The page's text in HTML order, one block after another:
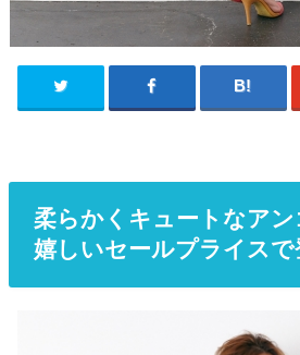
柔らかくキュートなア
嬉しいセールプライスで